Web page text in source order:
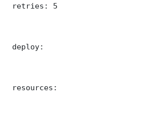
retries: 5
deploy:
resources: